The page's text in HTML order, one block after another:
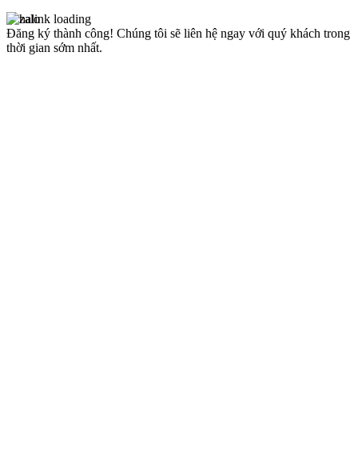
Đăng ký thành công! Chúng tôi sẽ liên hệ ngay với quý khách trong
thời gian sớm nhất.